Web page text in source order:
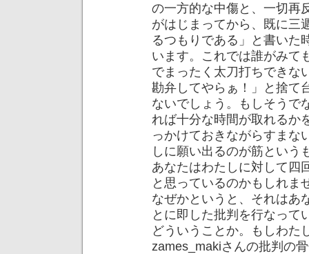
の一方的な中傷と、一切再
がはじまってから、既に三
るつもりである」と書いた
います。これでは誰がみて
でまったく太刀打ちできな
勘弁してやらぁ！」と捨て
ないでしょう。もしそうで
れば十分な時間が取れるか
っかけておきながらすまな
しに願い出るのが筋という
あなたはわたしに対して四
と思っているのかもしれま
なぜかというと、それはあ
とに即した批判を行なって
どういうことか。もしわた
zames_makiさんの批判の